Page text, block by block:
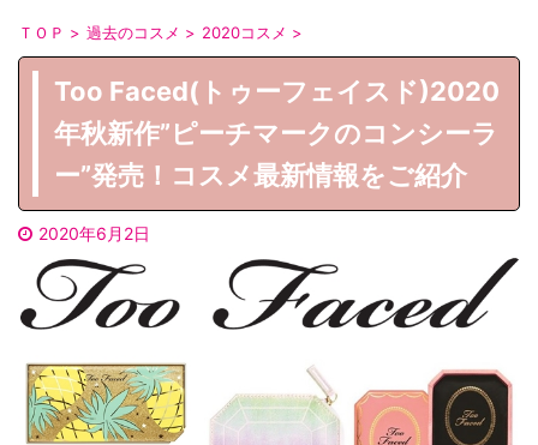
ＴＯＰ > 過去のコスメ > 2020コスメ >
Too Faced(トゥーフェイスド)2020
年秋新作”ピーチマークのコンシーラ
ー”発売！コスメ最新情報をご紹介
2020年6月2日